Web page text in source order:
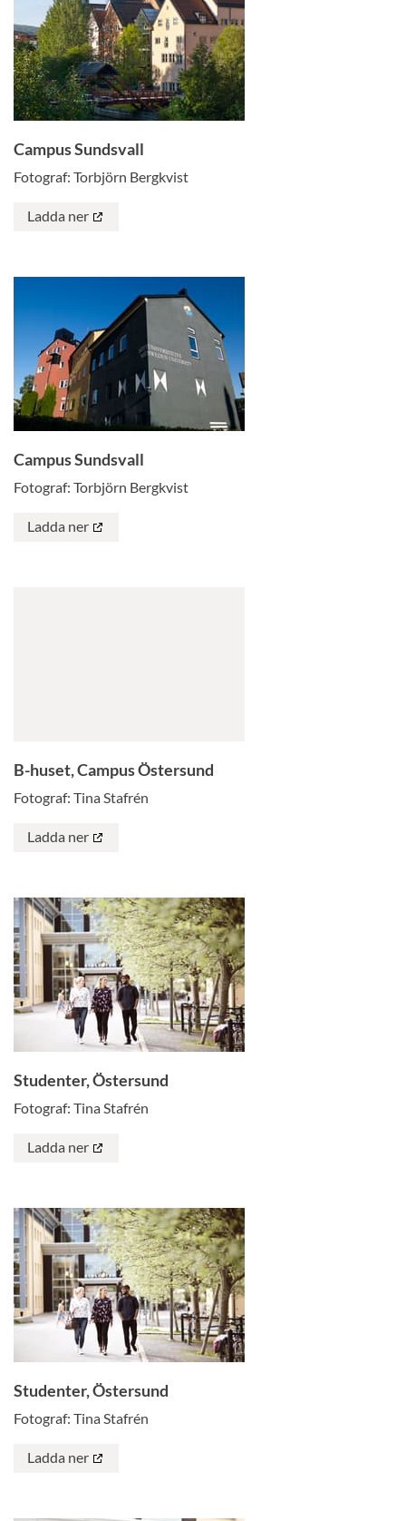
Campus Sundsvall
Fotograf: Torbjörn Bergkvist
Ladda ner
Campus Sundsvall
Fotograf: Torbjörn Bergkvist
Ladda ner
B-huset, Campus Östersund
Fotograf: Tina Stafrén
Ladda ner
Studenter, Östersund
Fotograf: Tina Stafrén
Ladda ner
Studenter, Östersund
Fotograf: Tina Stafrén
Ladda ner